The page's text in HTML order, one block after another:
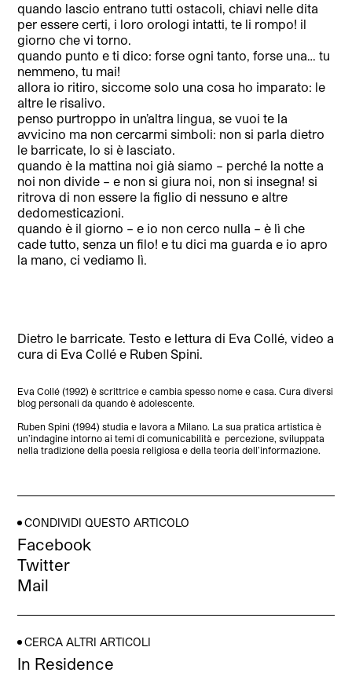
quando lascio entrano tutti ostacoli, chiavi nelle dita
per essere certi, i loro orologi intatti, te li rompo! il
giorno che vi torno.
quando punto e ti dico: forse ogni tanto, forse una… tu
nemmeno, tu mai!
allora io ritiro, siccome solo una cosa ho imparato: le
altre le risalivo.
penso purtroppo in un’altra lingua, se vuoi te la
avvicino ma non cercarmi simboli: non si parla dietro
le barricate, lo si è lasciato.
quando è la mattina noi già siamo – perché la notte a
noi non divide – e non si giura noi, non si insegna! si
ritrova di non essere la figlio di nessuno e altre
dedomesticazioni.
quando è il giorno – e io non cerco nulla – è lì che
cade tutto, senza un filo! e tu dici ma guarda e io apro
la mano, ci vediamo lì.
Dietro le barricate. Testo e lettura di Eva Collé, video a
cura di Eva Collé e Ruben Spini.
Eva Collé (1992) è scrittrice e cambia spesso nome e casa. Cura diversi
blog personali da quando è adolescente.
Ruben Spini (1994) studia e lavora a Milano. La sua pratica artistica è
un’indagine intorno ai temi di comunicabilità e percezione, sviluppata
nella tradizione della poesia religiosa e della teoria dell’informazione.
CONDIVIDI QUESTO ARTICOLO
Facebook
Twitter
Mail
CERCA ALTRI ARTICOLI
In Residence